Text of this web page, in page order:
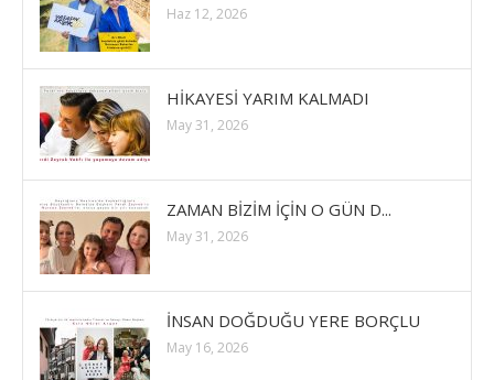
Haz 12, 2026
HİKAYESİ YARIM KALMADI
May 31, 2026
ZAMAN BİZİM İÇİN O GÜN D...
May 31, 2026
İNSAN DOĞDUĞU YERE BORÇLU
May 16, 2026